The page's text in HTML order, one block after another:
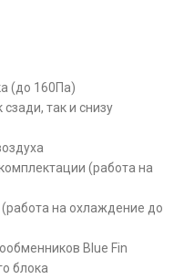
(до 160Па)
так и снизу
(работа на
на охлаждение до
Blue Fin
блока